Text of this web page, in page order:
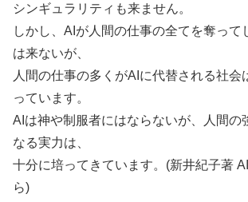
シンギュラリティも来ません。
しかし、AIが人間の仕事の全てを奪って
は来ないが、
人間の仕事の多くがAIに代替される社会
っています。
AIは神や制服者にはならないが、人間の
なる実力は、
十分に培ってきています。(新井紀子著
ら)